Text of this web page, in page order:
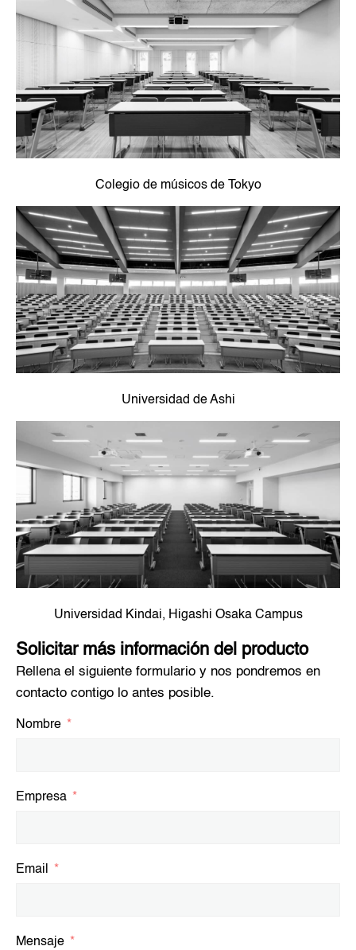
Colegio de músicos de Tokyo
Universidad de Ashi
Universidad Kindai, Higashi Osaka Campus
Solicitar más información del producto
Rellena el siguiente formulario y nos pondremos en
contacto contigo lo antes posible.
Nombre
Empresa
Email
Mensaje